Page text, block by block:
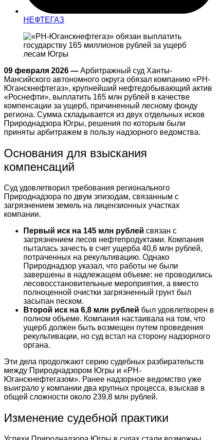
НЕФТЕГАЗ
09 февраля 2026 — Арбитражный суд Ханты-
Мансийского автономного округа обязал компанию «РН-
Юганскнефтегаз», крупнейший нефтедобывающий актив
«Роснефти», выплатить 165 млн рублей в качестве
компенсации за ущерб, причиненный лесному фонду
региона. Сумма складывается из двух отдельных исков
Природнадзора Югры, решения по которым были
приняты арбитражем в пользу надзорного ведомства.
Основания для взыскания
компенсаций
Суд удовлетворил требования регионального
Природнадзора по двум эпизодам, связанным с
загрязнением земель на лицензионных участках
компании.
Первый иск на 145 млн рублей связан с
загрязнением лесов нефтепродуктами. Компания
пыталась зачесть в счет ущерба 40,6 млн рублей,
потраченных на рекультивацию. Однако
Природнадзор указал, что работы не были
завершены в надлежащем объеме: не проводились
лесовосстановительные мероприятия, а вместо
полноценной очистки загрязненный грунт был
засыпан песком.
Второй иск на 6,8 млн рублей был удовлетворен в
полном объеме. Компания настаивала на том, что
ущерб должен быть возмещен путем проведения
рекультивации, но суд встал на сторону надзорного
органа.
Эти дела продолжают серию судебных разбирательств
между Природнадзором Югры и «РН-
Юганскнефтегазом». Ранее надзорное ведомство уже
выиграло у компании два крупных процесса, взыскав в
общей сложности около 239,8 млн рублей.
Изменение судебной практики